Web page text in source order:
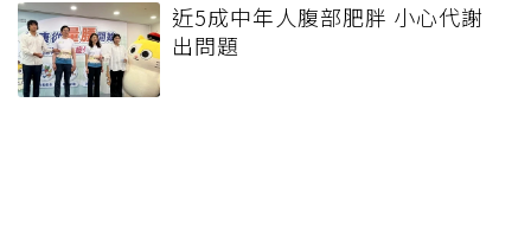
近5成中年人腹部肥胖 小心代謝
出問題